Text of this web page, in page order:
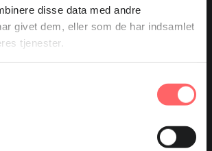
disse data med andre
givet dem, eller som de har indsamlet
tjenester.
Udviklingssamarbejde arbejder for
rettigheder og ordentlige vilkår for
fattigdom og styrke